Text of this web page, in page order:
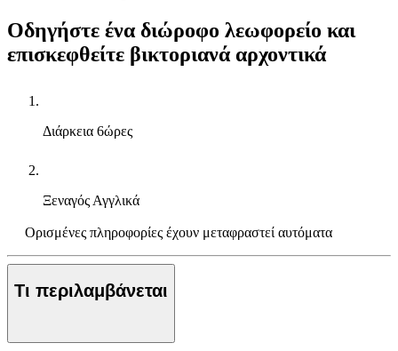
Οδηγήστε ένα διώροφο λεωφορείο και
επισκεφθείτε βικτοριανά αρχοντικά
Διάρκεια 6ώρες
Ξεναγός Αγγλικά
Ορισμένες πληροφορίες έχουν μεταφραστεί αυτόματα
Τι περιλαμβάνεται